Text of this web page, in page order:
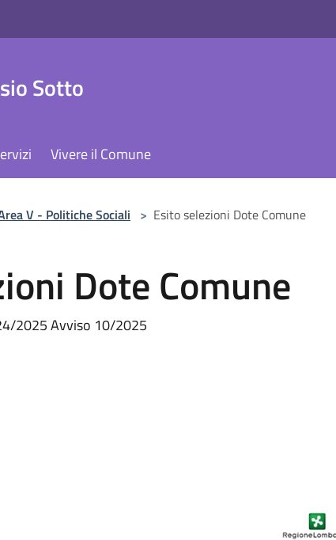
Sotto
Vivere il Comune
V - Politiche Sociali > Esito selezioni Dote Comune
Dote Comune
2025 Avviso 10/2025